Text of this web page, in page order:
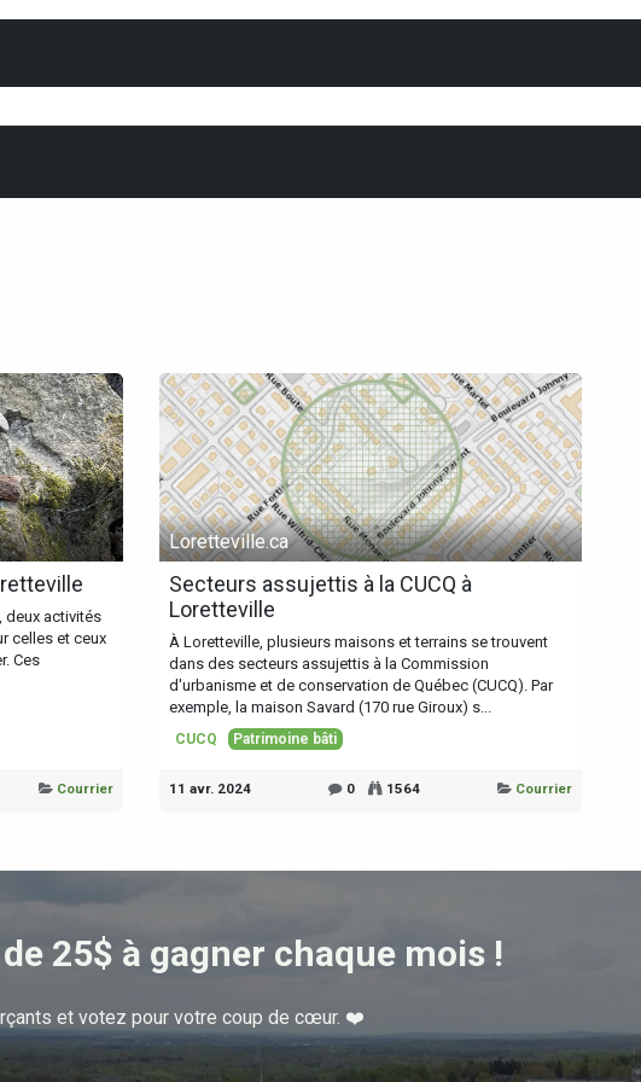
deux activités
celles et ceux
Ces
Courrier
Loretteville.ca
Secteurs assujettis à la CUCQ à
Loretteville
À Loretteville, plusieurs maisons et terrains se trouvent
dans des secteurs assujettis à la Commission
d'urbanisme et de conservation de Québec (CUCQ). Par
exemple, la maison Savard (170 rue Giroux) s...
CUCQ Patrimoine bâti
11 avr. 2024 0 1564 Courrier
25$ à gagner chaque mois !
et votez pour votre coup de cœur. ❤️